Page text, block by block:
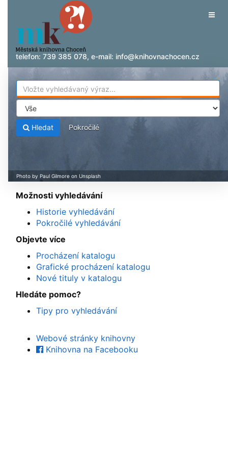
Přeskočit na obsah
telefon: 739 385 078, e-mail: info@knihovnachocen.cz
Hledat Pokročilé
Možnosti vyhledávání
Historie vyhledávání
Pokročilé vyhledávání
Objevte více
Procházení katalogu
Grafické procházení katalogu
Nové tituly v katalogu
Hledáte pomoc?
Tipy pro vyhledávání
Webové stránky knihovny
Knihovna na Facebooku